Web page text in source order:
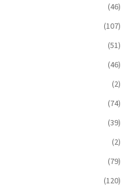
(46)
(107)
(51)
(46)
(2)
(74)
(39)
(2)
(79)
(120)